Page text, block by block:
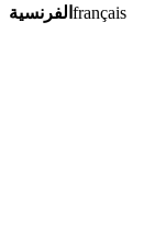
الفرنسية français